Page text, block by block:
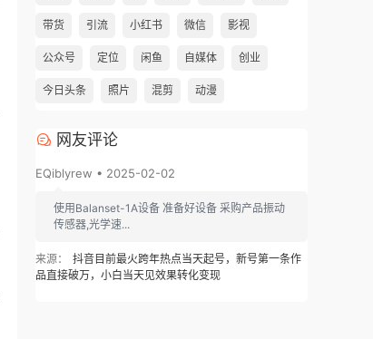
带货 引流 小红书 微信 影视
公众号 定位 闲鱼 自媒体 创业
今日头条 照片 混剪 动漫
网友评论
EQiblyrew • 2025-02-02
使用Balanset-1A设备 准备好设备 采购产品振动
传感器,光学速...
来源：
抖音目前最火跨年热点当天起号，新号第一条作
品直接破万，小白当天见效果转化变现